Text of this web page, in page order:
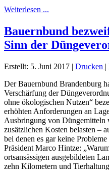
Weiterlesen ...
Bauernbund
Sinn der
Erstellt: 5. Juni 2017 | Drucken |
Der Bauernbund Brandenburg
Verschärfung der
ohne ökologischen Nutzen“
erhöhten Anforderungen an
Ausbringung von Düngemitteln
zusätzlichen Kosten belasten –
bei denen es gar keine
Präsident Marco Hintze:
ortsansässigen ausgebildeten
zehn Kilometern und